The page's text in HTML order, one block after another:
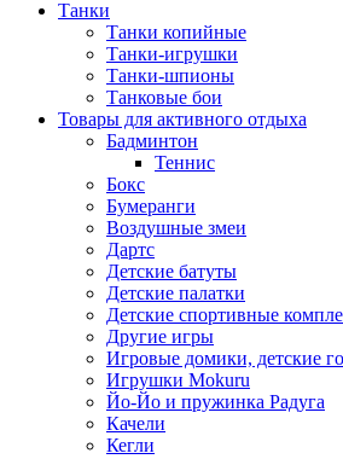
Танки
Танки копийные
Танки-игрушки
Танки-шпионы
Танковые бои
Товары для активного отдыха
Бадминтон
Теннис
Бокс
Бумеранги
Воздушные змеи
Дартс
Детские батуты
Детские палатки
Детские спортивные
Другие игры
Игровые домики, детские
Игрушки Mokuru
Йо-Йо и пружинка Радуга
Качели
Кегли